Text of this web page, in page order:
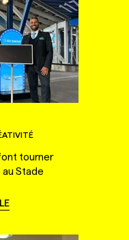
tourner
au Stade